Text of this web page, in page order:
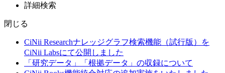
詳細検索
閉じる
CiNii Researchナレッジグラフ検索機能（試行版）を
CiNii Labsにて公開しました
「研究データ」「根拠データ」の収録について